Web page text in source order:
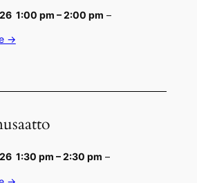
1:00 pm –2:00 pm –
→
1:30 pm –2:30 pm –